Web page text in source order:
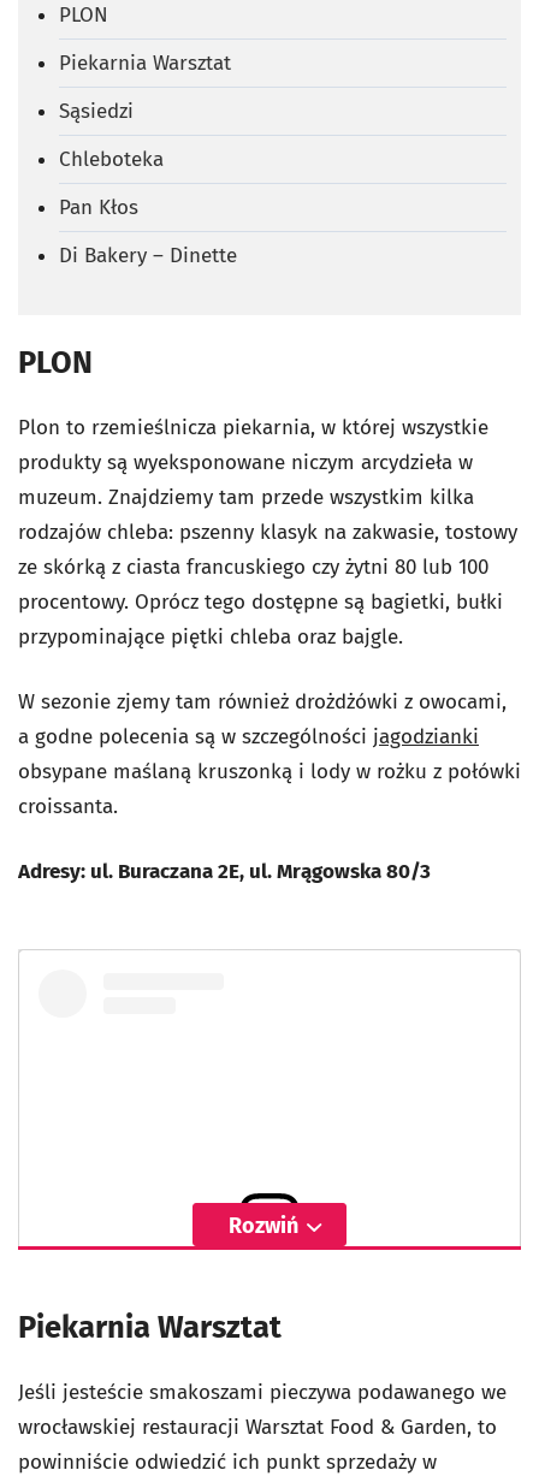
PLON
Piekarnia Warsztat
Sąsiedzi
Chleboteka
Pan Kłos
Di Bakery – Dinette
PLON
Plon to rzemieślnicza piekarnia, w której wszystkie
produkty są wyeksponowane niczym arcydzieła w
muzeum. Znajdziemy tam przede wszystkim kilka
rodzajów chleba: pszenny klasyk na zakwasie, tostowy
ze skórką z ciasta francuskiego czy żytni 80 lub 100
procentowy. Oprócz tego dostępne są bagietki, bułki
przypominające piętki chleba oraz bajgle.
W sezonie zjemy tam również drożdżówki z owocami,
a godne polecenia są w szczególności jagodzianki
obsypane maślaną kruszonką i lody w rożku z połówki
croissanta.
Adresy: ul. Buraczana 2E, ul. Mrągowska 80/3
Rozwiń
Piekarnia Warsztat
Jeśli jesteście smakoszami pieczywa podawanego we
wrocławskiej restauracji Warsztat Food & Garden, to
powinniście odwiedzić ich punkt sprzedaży w